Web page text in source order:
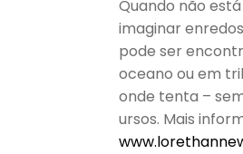
Quando não
imaginar
pode ser
oceano ou em
onde tenta –
ursos. Mais